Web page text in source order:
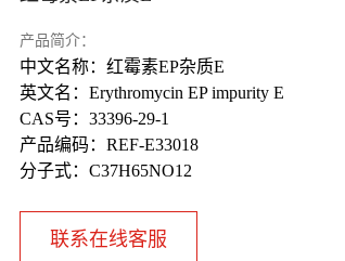
产品简介：
中文名称：红霉素EP杂质E
英文名：Erythromycin EP impurity E
CAS号：33396-29-1
产品编码：REF-E33018
分子式：C37H65NO12
联系在线客服